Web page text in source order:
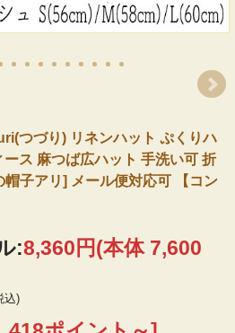
つづり) リネンハット ぷくりハ
ス 麻つば広ハット 手洗い可 折
帽子アリ] メール便対応可 【コン
:8,360円(本体 7,600
込)